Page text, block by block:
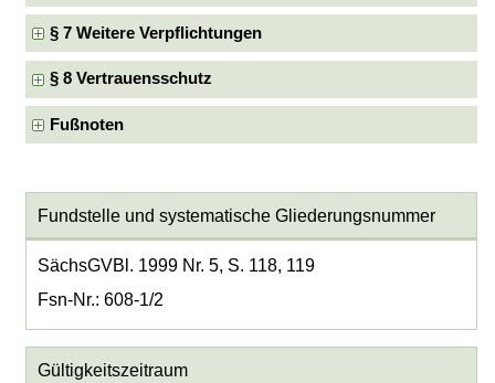
§ 7 Weitere Verpflichtungen
§ 8 Vertrauensschutz
Fußnoten
Fundstelle und systematische Gliederungsnummer
SächsGVBl. 1999 Nr. 5, S. 118, 119
Fsn-Nr.: 608-1/2
Gültigkeitszeitraum